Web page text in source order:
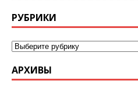
РУБРИКИ
АРХИВЫ